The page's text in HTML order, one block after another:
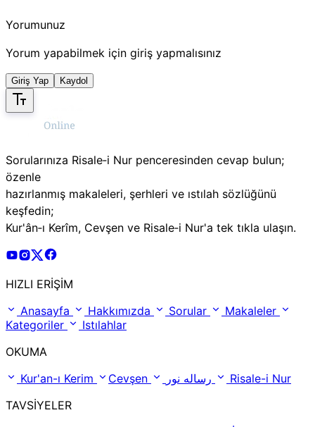
Yorumunuz
Yorum yapabilmek için giriş yapmalısınız
Giriş Yap Kaydol
Sorularınıza Risale‑i Nur penceresinden cevap bulun;
özenle
hazırlanmış makaleleri, şerhleri ve ıstılah sözlüğünü
keşfedin;
Kur'ân‑ı Kerîm, Cevşen ve Risale‑i Nur'a tek tıkla ulaşın.
Risale Online Youtube Hesabı
Risale Online Instagram Hesabı
Risale Online X Hesabı
HIZLI ERİŞİM
Anasayfa
Hakkımızda Sorular
Makaleler
Kategoriler
Istılahlar
OKUMA
Kur'an-ı Kerim
Cevşen
Risale-i Nur
TAVSİYELER